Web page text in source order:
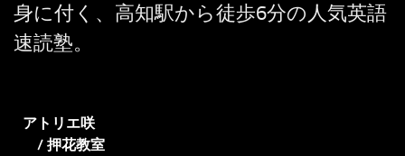
身に付く、高知駅から徒歩6分の人気英語
速読塾。
アトリエ咲
/ 押花教室